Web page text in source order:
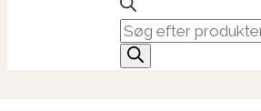
Products
search